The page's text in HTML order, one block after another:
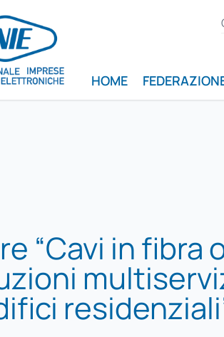
HOME
“Cavi in fibra